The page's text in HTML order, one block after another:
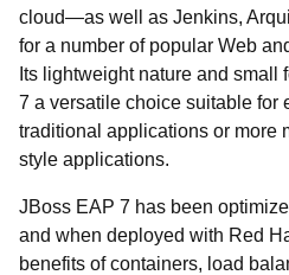
cloud—as well as Jenkins,
for a number of popular Web
Its lightweight nature and small
7 a versatile choice suitable for
traditional applications or more
style applications.
JBoss EAP 7 has been
and when deployed with Red
benefits of containers, load